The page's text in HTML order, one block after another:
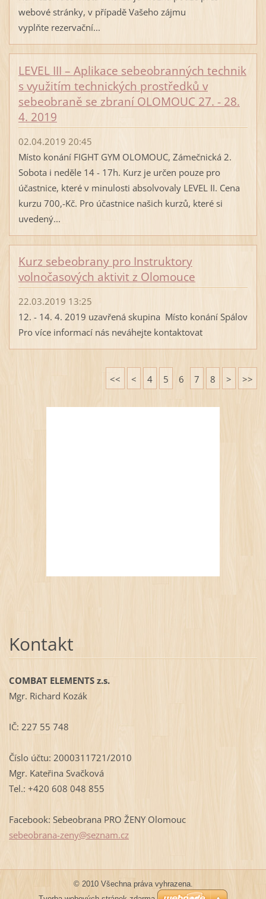
webové stránky, v případě Vašeho zájmu
vyplňte rezervační...
LEVEL III – Aplikace sebeobranných technik
s využitím technických prostředků v
sebeobraně se zbraní OLOMOUC 27. - 28.
4. 2019
02.04.2019 20:45
Místo konání FIGHT GYM OLOMOUC, Zámečnická 2.
Sobota i neděle 14 - 17h. Kurz je určen pouze pro
účastnice, které v minulosti absolvovaly LEVEL II. Cena
kurzu 700,-Kč. Pro účastnice našich kurzů, které si
uvedený...
Kurz sebeobrany pro Instruktory
volnočasových aktivit z Olomouce
22.03.2019 13:25
12. - 14. 4. 2019 uzavřená skupina Místo konání Spálov
Pro více informací nás neváhejte kontaktovat
<< < 4 5 6 7 8 > >>
Kontakt
COMBAT ELEMENTS z.s.
Mgr. Richard Kozák
IČ: 227 55 748
Číslo účtu: 2000311721/2010
Mgr. Kateřina Svačková
Tel.: +420 608 048 855
Facebook: Sebeobrana PRO ŽENY Olomouc
sebeobrana-zeny@seznam.cz
© 2010 Všechna práva vyhrazena.